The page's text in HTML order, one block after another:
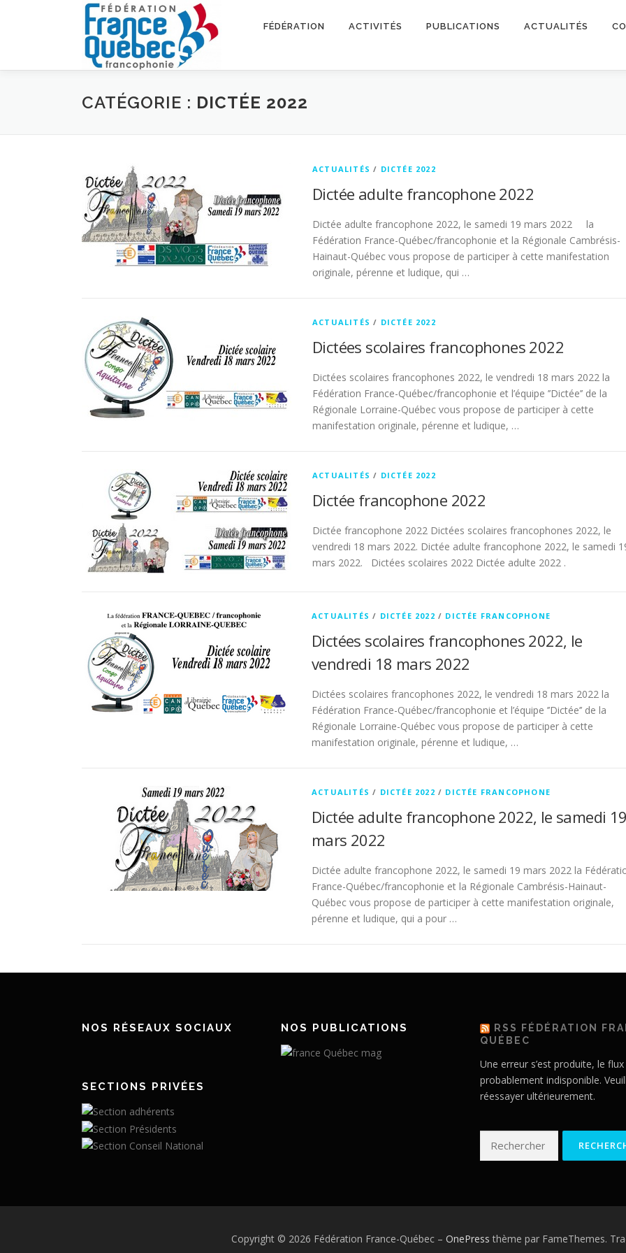
FÉDÉRATION ACTIVITÉS PUBLICATIONS ACTUALITÉS
CATÉGORIE : DICTÉE 2022
ACTUALITÉS / DICTÉE 2022
Dictée adulte francophone 2022
Dictée adulte francophone 2022, le samedi 19 mars 2022 la
Fédération France-Québec/francophonie et la Régionale Cambrésis-
Hainaut-Québec vous propose de participer à cette manifestation
originale, pérenne et ludique, qui …
ACTUALITÉS / DICTÉE 2022
Dictées scolaires francophones 2022
Dictées scolaires francophones 2022, le vendredi 18 mars 2022 la
Fédération France-Québec/francophonie et l’équipe ’’Dictée’’ de la
Régionale Lorraine-Québec vous propose de participer à cette
manifestation originale, pérenne et ludique, …
ACTUALITÉS / DICTÉE 2022
Dictée francophone 2022
Dictée francophone 2022 Dictées scolaires francophones 2022, le
vendredi 18 mars 2022. Dictée adulte francophone 2022, le samedi
mars 2022. Dictées scolaires 2022 Dictée adulte 2022 .
ACTUALITÉS / DICTÉE 2022 / DICTÉE FRANCOPHONE
Dictées scolaires francophones 2022, le
vendredi 18 mars 2022
Dictées scolaires francophones 2022, le vendredi 18 mars 2022 la
Fédération France-Québec/francophonie et l’équipe ’’Dictée’’ de la
Régionale Lorraine-Québec vous propose de participer à cette
manifestation originale, pérenne et ludique, …
ACTUALITÉS / DICTÉE 2022 / DICTÉE FRANCOPHONE
Dictée adulte francophone 2022, le samedi
mars 2022
Dictée adulte francophone 2022, le samedi 19 mars 2022 la
France-Québec/francophonie et la Régionale Cambrésis-Hainaut-
Québec vous propose de participer à cette manifestation originale,
pérenne et ludique, qui a pour …
NOS RÉSEAUX SOCIAUX
SECTIONS PRIVÉES
NOS PUBLICATIONS
RSS FÉDÉRATION
QUÉBEC
Une erreur s’est produite, le
probablement indisponible.
réessayer ultérieurement.
Copyright © 2026 Fédération France-Québec – OnePress thème par FameThemes.